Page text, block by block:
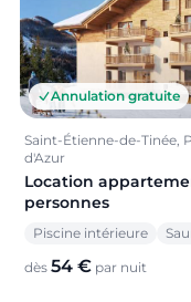
Annulation gratuite
Saint-Étienne-de-Tinée,
d'Azur
Location
personnes
Piscine intérieure
dès 54 € par nuit